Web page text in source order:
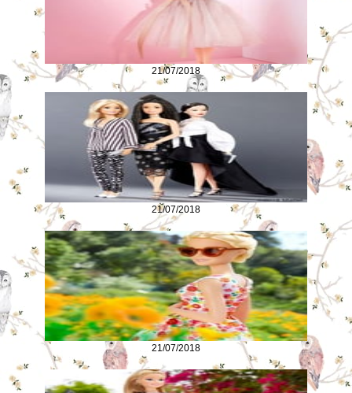
21/07/2018
21/07/2018
21/07/2018